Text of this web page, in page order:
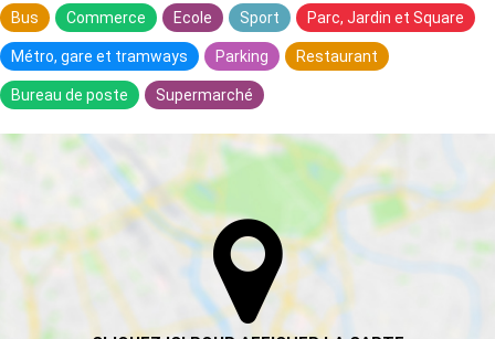
Bus Commerce Ecole Sport Parc, Jardin et Square
Métro, gare et tramways Parking Restaurant
Bureau de poste Supermarché